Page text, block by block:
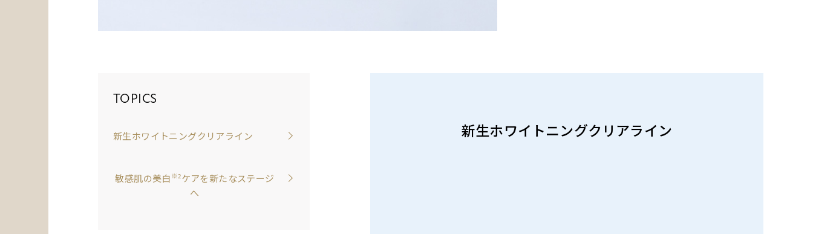
TOPICS
新生ホワイトニングクリアライン
敏感肌の美白 ※2ケアを 新たなステージ
へ
新生ホワイトニングクリアライン